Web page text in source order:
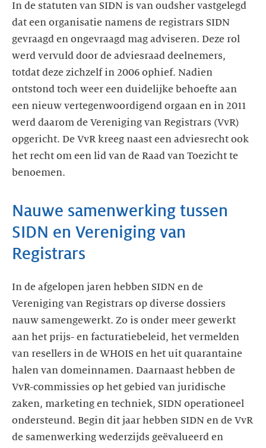
In de statuten van SIDN is van oudsher vastgelegd
dat een organisatie namens de registrars SIDN
gevraagd en ongevraagd mag adviseren. Deze rol
werd vervuld door de adviesraad deelnemers,
totdat deze zichzelf in 2006 ophief. Nadien
ontstond toch weer een duidelijke behoefte aan
een nieuw vertegenwoordigend orgaan en in 2011
werd daarom de Vereniging van Registrars (VvR)
opgericht. De VvR kreeg naast een adviesrecht ook
het recht om een lid van de Raad van Toezicht te
benoemen.
Nauwe samenwerking tussen
SIDN en Vereniging van
Registrars
In de afgelopen jaren hebben SIDN en de
Vereniging van Registrars op diverse dossiers
nauw samengewerkt. Zo is onder meer gewerkt
aan het prijs- en facturatiebeleid, het vermelden
van resellers in de WHOIS en het uit quarantaine
halen van domeinnamen. Daarnaast hebben de
VvR-commissies op het gebied van juridische
zaken, marketing en techniek, SIDN operationeel
ondersteund. Begin dit jaar hebben SIDN en de VvR
de samenwerking wederzijds geëvalueerd en